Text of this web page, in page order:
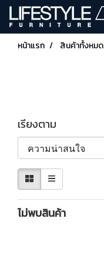
หน้าแรก สินค้าทั้งหมด
เรียงตาม
ไม่พบสินค้า